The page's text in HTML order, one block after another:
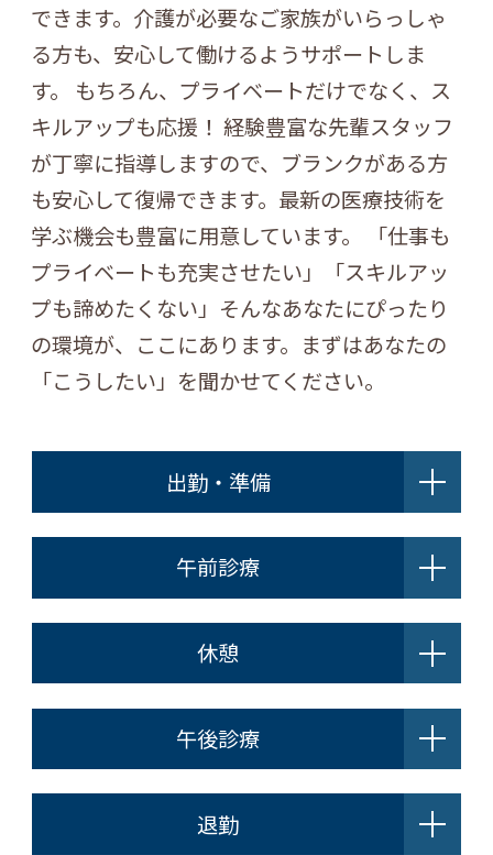
できます。介護が必要なご家族がいらっしゃ
る方も、安心して働けるようサポートしま
す。 もちろん、プライベートだけでなく、ス
キルアップも応援！ 経験豊富な先輩スタッフ
が丁寧に指導しますので、ブランクがある方
も安心して復帰できます。最新の医療技術を
学ぶ機会も豊富に用意しています。 「仕事も
プライベートも充実させたい」「スキルアッ
プも諦めたくない」そんなあなたにぴったり
の環境が、ここにあります。まずはあなたの
「こうしたい」を聞かせてください。
出勤・準備
午前診療
休憩
午後診療
退勤